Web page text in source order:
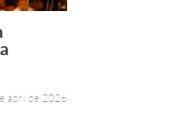
más +
abril de 2026